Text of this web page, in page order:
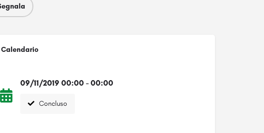
Calendario
09/11/2019 00:00 - 00:00
Concluso